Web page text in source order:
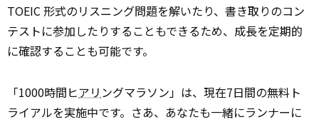
TOEIC 形式のリスニング問題を解いたり、書き取りのコン
テストに参加したりすることもできるため、成長を定期的
に確認することも可能です。
「1000時間ヒアリ ングマラソン」は、現在7日間の無料ト
ライアルを実施中です。さあ、あなたも一緒にランナーに